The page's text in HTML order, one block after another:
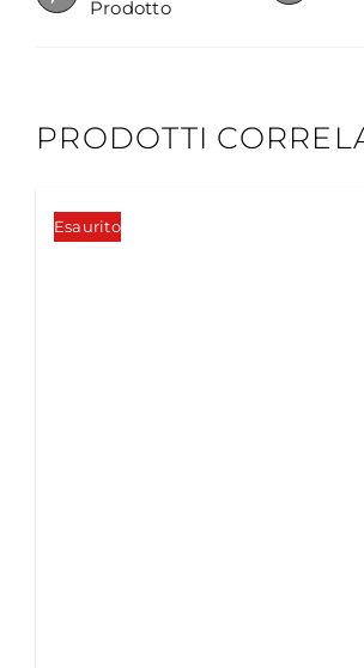
Prodotto
PRODOTTI
Esaurito